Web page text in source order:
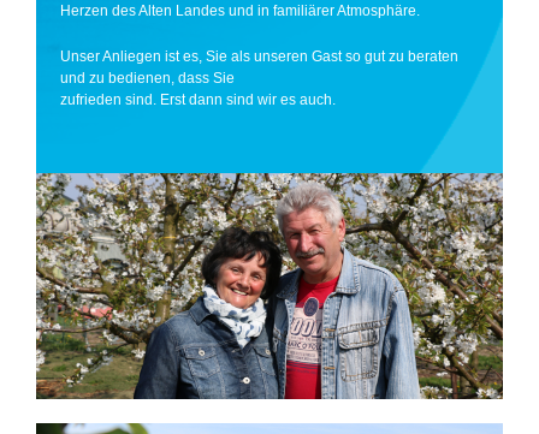
Herzen des Alten Landes und in familiärer Atmosphäre.
Unser Anliegen ist es, Sie als unseren Gast so gut zu beraten
und zu bedienen, dass Sie
zufrieden sind. Erst dann sind wir es auch.